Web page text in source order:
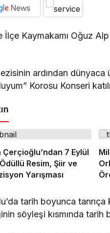
İlçe Kaymakamı Oğuz
ardından
Korosu Konseri
Çerçioğlu’ndan 7 Eylül
Resim, Şiir ve
Yarışması
tarih boyunca tanrıça
söyleşi kısmında tarih